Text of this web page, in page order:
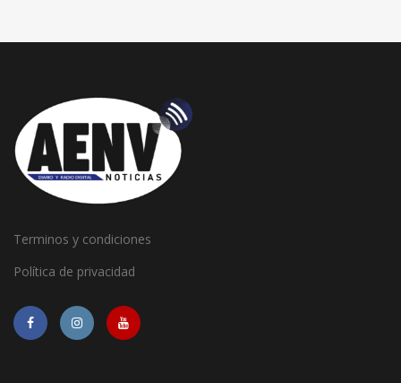
Terminos y condiciones
Política de privacidad